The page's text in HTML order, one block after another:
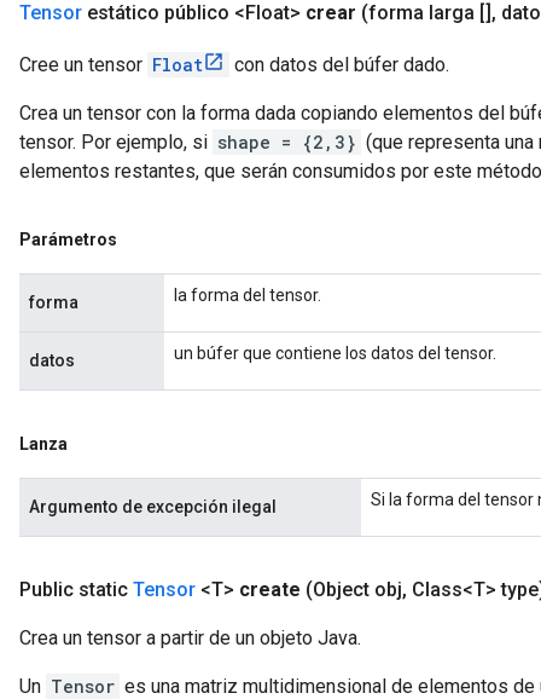
Tensor estático público <Float> crear (forma larga [] ,
Cree un tensor Float con datos del búfer dado.
Crea un tensor con la forma dada copiando elementos del
tensor. Por ejemplo, si shape = {2,3} (que representa
elementos restantes, que serán consumidos por este
Parámetros
forma la forma del tensor.
datos un búfer que contiene los datos del tensor.
Lanza
Argumento de excepción ilegal Si la forma del tensor
Public static Tensor <T> create (Object obj, Class<T>
Crea un tensor a partir de un objeto Java.
Un Tensor es una matriz multidimensional de elementos